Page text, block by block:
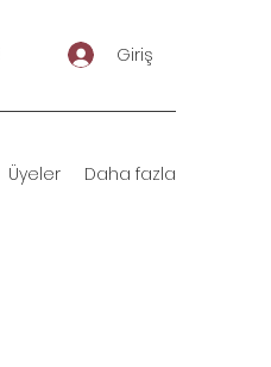
Giriş
Üyeler Daha fazla